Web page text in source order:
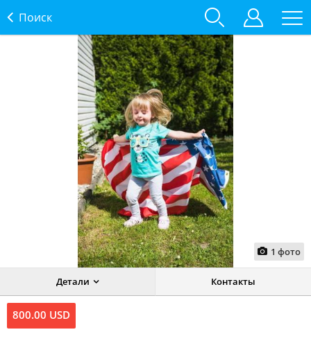
Поиск
1 фото
Детали Контакты
800.00 USD